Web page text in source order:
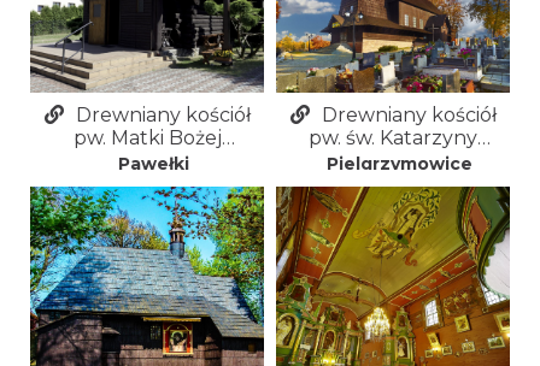
Drewniany kościół
pw. Matki Bożej
Fatimskiej w
Pawełkach
Pawełki
Drewniany kościół
pw. św. Katarzyny
Aleksandryjskiej w
Pielgrzymowicach
Pielgrzymowice